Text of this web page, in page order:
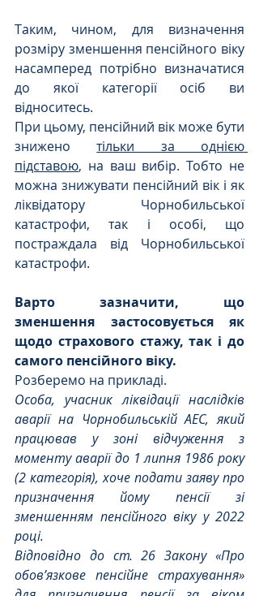
Таким, чином, для визначення
розміру зменшення пенсійного віку
насамперед потрібно визначатися
до якої категорії осіб ви
відноситесь.
При цьому, пенсійний вік може бути
знижено тільки за однією
підставою, на ваш вибір. Тобто не
можна знижувати пенсійний вік і як
ліквідатору Чорнобильської
катастрофи, так і особі, що
постраждала від Чорнобильської
катастрофи.
Варто зазначити, що
зменшення застосовується як
щодо страхового стажу, так і до
самого пенсійного віку.
Розберемо на прикладі.
Особа, учасник ліквідації наслідків
аварії на Чорнобильській АЕС, який
працював у зоні відчуження з
моменту аварії до 1 липня 1986 року
(2 категорія), хоче подати заяву про
призначення йому пенсії зі
зменшенням пенсійного віку у 2022
році.
Відповідно до ст. 26 Закону «Про
обов’язкове пенсійне страхування»